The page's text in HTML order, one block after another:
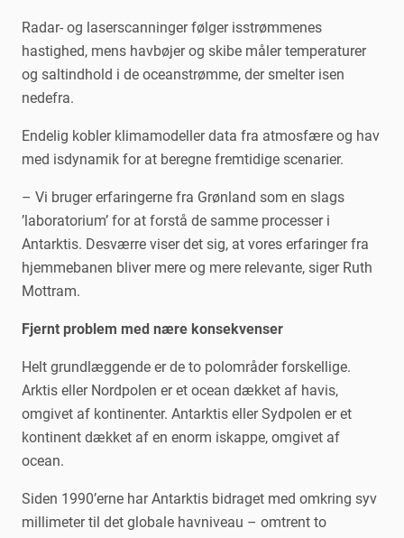
Radar- og laserscanninger følger isstrømmenes
hastighed, mens havbøjer og skibe måler temperaturer
og saltindhold i de oceanstrømme, der smelter isen
nedefra.
Endelig kobler klimamodeller data fra atmosfære og hav
med isdynamik for at beregne fremtidige scenarier.
– Vi bruger erfaringerne fra Grønland som en slags
’laboratorium’ for at forstå de samme processer i
Antarktis. Desværre viser det sig, at vores erfaringer fra
hjemmebanen bliver mere og mere relevante, siger Ruth
Mottram.
Fjernt problem med nære konsekvenser
Helt grundlæggende er de to polområder forskellige.
Arktis eller Nordpolen er et ocean dækket af havis,
omgivet af kontinenter. Antarktis eller Sydpolen er et
kontinent dækket af en enorm iskappe, omgivet af
ocean.
Siden 1990’erne har Antarktis bidraget med omkring syv
millimeter til det globale havniveau – omtrent to